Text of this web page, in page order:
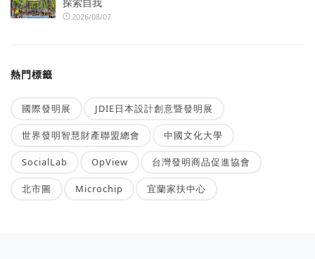
2026/08/07
熱門標籤
國際發明展 JDIE日本設計創意暨發明展
世界發明智慧財產聯盟總會 中國文化大學
SocialLab OpView 台灣發明商品促進協會
北市圖 Microchip 宜蘭家扶中心